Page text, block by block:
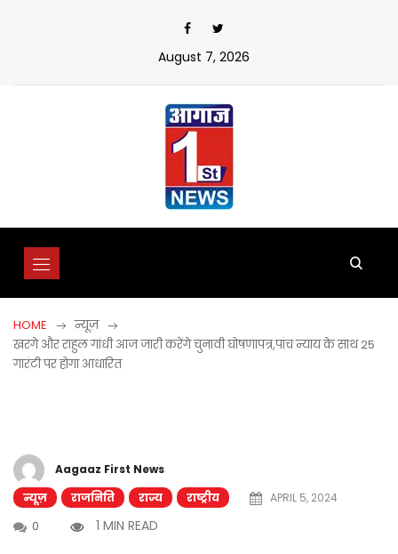
August 7, 2026
HOME
न्यूज़
खरगे और राहुल गांधी आज जारी करेंगे चुनावी घोषणापत्र,पांच न्याय के साथ 25
गारंटी पर होगा आधारित
Aagaaz First News
न्यूज़
राजनिति राज्य राष्ट्रीय
APRIL 5, 2024
0
1 MIN READ